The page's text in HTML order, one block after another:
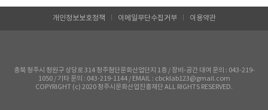
개인정보보호정책 이메일무단수집거부 이용약관
충북 청주시 청원구 상당로 314 청주첨단문화산업단지 1층 / 장비-공간 대여 문의 : 043-219-
1050 / 기타 문의 : 043-219-1144 / EMAIL : cbcklab123@gmail.com
COPYRIGHT (c) 2020 청주시문화산업진흥재단 ALL RIGHTS RESERVED.